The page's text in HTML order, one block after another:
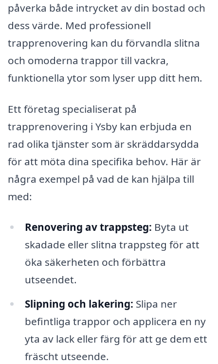
påverka både intrycket av din bostad och
dess värde. Med professionell
trapprenovering kan du förvandla slitna
och omoderna trappor till vackra,
funktionella ytor som lyser upp ditt hem.
Ett företag specialiserat på
trapprenovering i Ysby kan erbjuda en
rad olika tjänster som är skräddarsydda
för att möta dina specifika behov. Här är
några exempel på vad de kan hjälpa till
med:
Renovering av trappsteg: Byta ut
skadade eller slitna trappsteg för att
öka säkerheten och förbättra
utseendet.
Slipning och lakering: Slipa ner
befintliga trappor och applicera en ny
yta av lack eller färg för att ge dem ett
fräscht utseende.